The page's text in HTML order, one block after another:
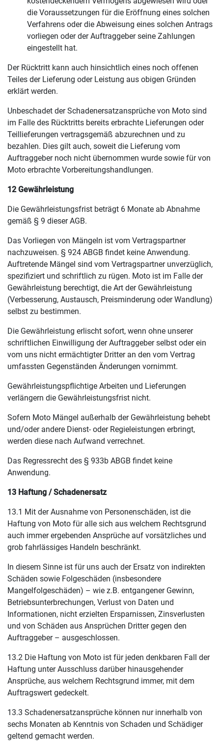
die Voraussetzungen für die Eröffnung eines solchen
Verfahrens oder die Abweisung eines solchen Antrags
vorliegen oder der Auftraggeber seine Zahlungen
eingestellt hat.
Der Rücktritt kann auch hinsichtlich eines noch offenen
Teiles der Lieferung oder Leistung aus obigen Gründen
erklärt werden.
Unbeschadet der Schadenersatzansprüche von Moto sind
im Falle des Rücktritts bereits erbrachte Lieferungen oder
Teillieferungen vertragsgemäß abzurechnen und zu
bezahlen. Dies gilt auch, soweit die Lieferung vom
Auftraggeber noch nicht übernommen wurde sowie für von
Moto erbrachte Vorbereitungshandlungen.
12 Gewährleistung
Die Gewährleistungsfrist beträgt 6 Monate ab Abnahme
gemäß § 9 dieser AGB.
Das Vorliegen von Mängeln ist vom Vertragspartner
nachzuweisen. § 924 ABGB findet keine Anwendung.
Auftretende Mängel sind vom Vertragspartner unverzüglich,
spezifiziert und schriftlich zu rügen. Moto ist im Falle der
Gewährleistung berechtigt, die Art der Gewährleistung
(Verbesserung, Austausch, Preisminderung oder Wandlung)
selbst zu bestimmen.
Die Gewährleistung erlischt sofort, wenn ohne unserer
schriftlichen Einwilligung der Auftraggeber selbst oder ein
vom uns nicht ermächtigter Dritter an den vom Vertrag
umfassten Gegenständen Änderungen vornimmt.
Gewährleistungspflichtige Arbeiten und Lieferungen
verlängern die Gewährleistungsfrist nicht.
Sofern Moto Mängel außerhalb der Gewährleistung behebt
und/oder andere Dienst- oder Regieleistungen erbringt,
werden diese nach Aufwand verrechnet.
Das Regressrecht des § 933b ABGB findet keine
Anwendung.
13 Haftung / Schadenersatz
13.1 Mit der Ausnahme von Personenschäden, ist die
Haftung von Moto für alle sich aus welchem Rechtsgrund
auch immer ergebenden Ansprüche auf vorsätzliches und
grob fahrlässiges Handeln beschränkt.
In diesem Sinne ist für uns auch der Ersatz von indirekten
Schäden sowie Folgeschäden (insbesondere
Mangelfolgeschäden) – wie z.B. entgangener Gewinn,
Betriebsunterbrechungen, Verlust von Daten und
Informationen, nicht erzielten Ersparnissen, Zinsverlusten
und von Schäden aus Ansprüchen Dritter gegen den
Auftraggeber – ausgeschlossen.
13.2 Die Haftung von Moto ist für jeden denkbaren Fall der
Haftung unter Ausschluss darüber hinausgehender
Ansprüche, aus welchem Rechtsgrund immer, mit dem
Auftragswert gedeckelt.
13.3 Schadenersatzansprüche können nur innerhalb von
sechs Monaten ab Kenntnis von Schaden und Schädiger
geltend gemacht werden.